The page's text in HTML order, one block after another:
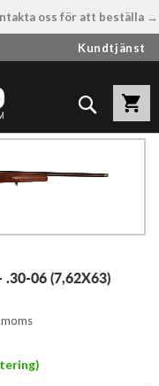
oss för att beställa →
Kundtjänst
Sök
06 (7,62X63)